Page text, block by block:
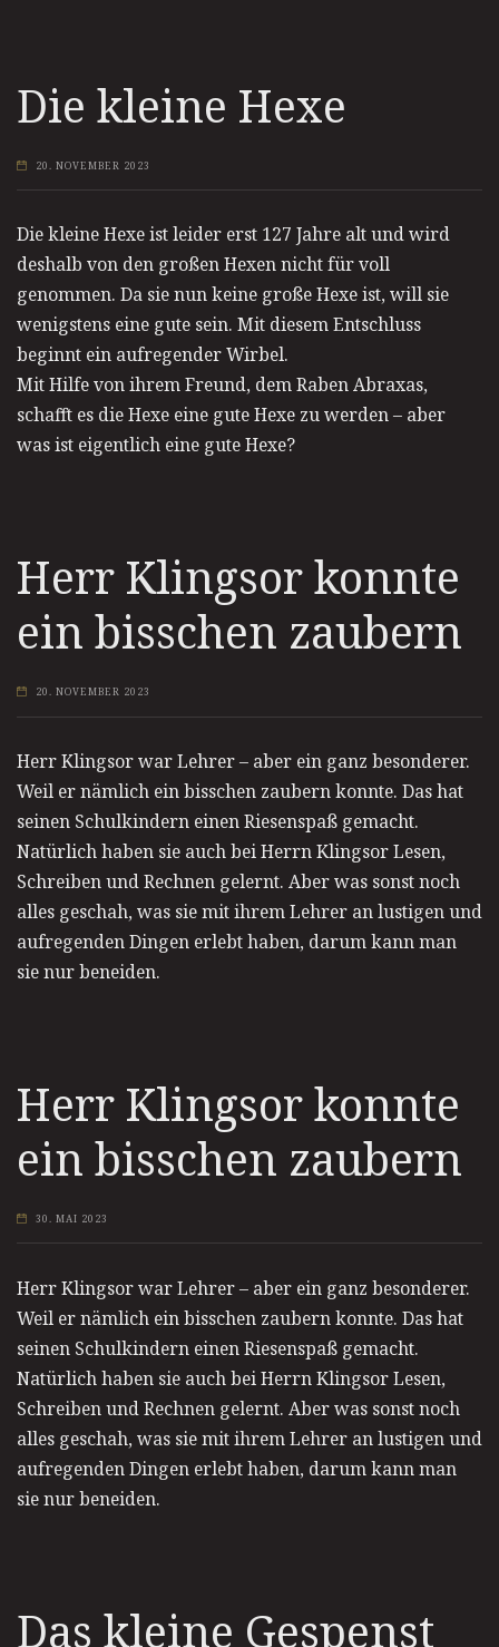
Die kleine Hexe
20. NOVEMBER 2023
Die kleine Hexe ist leider erst 127 Jahre alt und wird
deshalb von den großen Hexen nicht für voll
genommen. Da sie nun keine große Hexe ist, will sie
wenigstens eine gute sein. Mit diesem Entschluss
beginnt ein aufregender Wirbel.
Mit Hilfe von ihrem Freund, dem Raben Abraxas,
schafft es die Hexe eine gute Hexe zu werden – aber
was ist eigentlich eine gute Hexe?
Herr Klingsor konnte
ein bisschen zaubern
20. NOVEMBER 2023
Herr Klingsor war Lehrer – aber ein ganz besonderer.
Weil er nämlich ein bisschen zaubern konnte. Das hat
seinen Schulkindern einen Riesenspaß gemacht.
Natürlich haben sie auch bei Herrn Klingsor Lesen,
Schreiben und Rechnen gelernt. Aber was sonst noch
alles geschah, was sie mit ihrem Lehrer an lustigen und
aufregenden Dingen erlebt haben, darum kann man
sie nur beneiden.
Herr Klingsor konnte
ein bisschen zaubern
30. MAI 2023
Herr Klingsor war Lehrer – aber ein ganz besonderer.
Weil er nämlich ein bisschen zaubern konnte. Das hat
seinen Schulkindern einen Riesenspaß gemacht.
Natürlich haben sie auch bei Herrn Klingsor Lesen,
Schreiben und Rechnen gelernt. Aber was sonst noch
alles geschah, was sie mit ihrem Lehrer an lustigen und
aufregenden Dingen erlebt haben, darum kann man
sie nur beneiden.
Das kleine Gespenst